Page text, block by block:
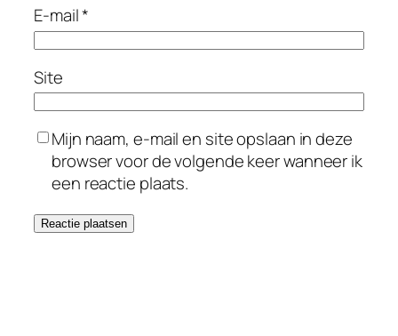
E-mail*
Site
Mijn naam, e-mail en site opslaan in deze
browser voor de volgende keer wanneer ik
een reactie plaats.